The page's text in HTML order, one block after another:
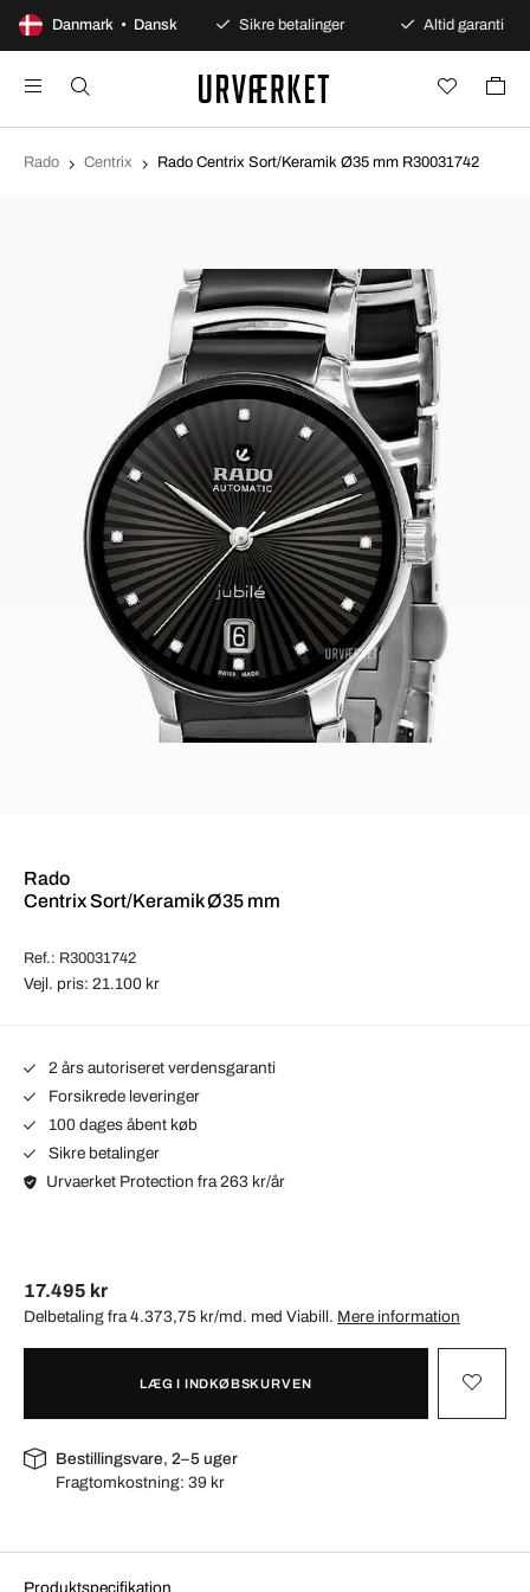
Danmark • Dansk
100 dages åbent køb Sikre betalinger Altid garanti
Rado Centrix Rado Centrix Sort/Keramik Ø35 mm R30031742
Rado
Centrix Sort/Keramik Ø35 mm
Ref.: R30031742
Vejl. pris: 21.100 kr
2 års autoriseret verdensgaranti
Forsikrede leveringer
100 dages åbent køb
Sikre betalinger
Urvaerket Protection fra 263 kr/år
17.495 kr
Delbetaling fra 4.373,75 kr/md. med Viabill. Mere information
LÆG I INDKØBSKURVEN
Bestillingsvare, 2–5 uger
Fragtomkostning:39 kr
Produktspecifikation